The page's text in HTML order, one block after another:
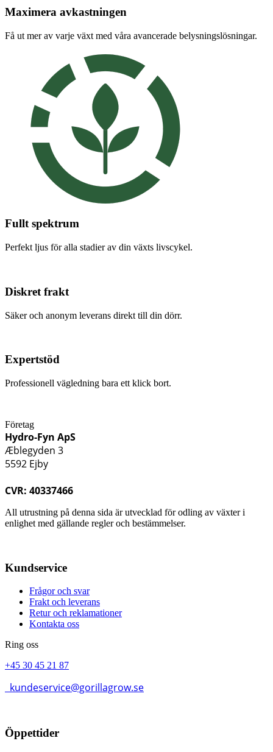
Maximera avkastningen
Få ut mer av varje växt med våra avancerade belysningslösningar.
Fullt spektrum
Perfekt ljus för alla stadier av din växts livscykel.
Diskret frakt
Säker och anonym leverans direkt till din dörr.
Expertstöd
Professionell vägledning bara ett klick bort.
Företag
Hydro-Fyn ApS
Æblegyden 3
5592 Ejby
CVR: 40337466
All utrustning på denna sida är utvecklad för odling av växter i
enlighet med gällande regler och bestämmelser.
Kundservice
Frågor och svar
Frakt och leverans
Retur och reklamationer
Kontakta oss
Ring oss
+45 30 45 21 87
kundeservice@gorillagrow.se
Öppettider